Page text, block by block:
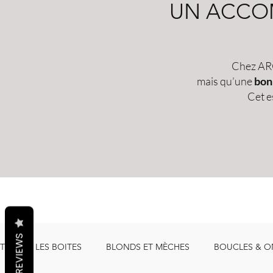
UN
Chez
mais qu’une
Cet
TOUTES LES BOITES BLONDS ET MÈCHES BOUCLES &
REVIEWS